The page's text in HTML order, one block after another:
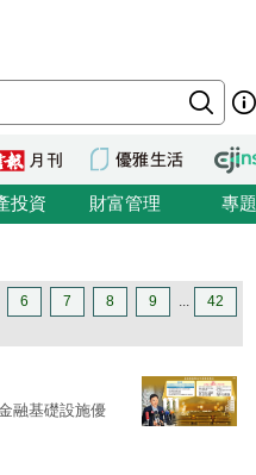
投資 財富管理 專題
6 7 8 9 ... 42
融基礎設施優